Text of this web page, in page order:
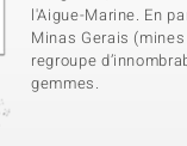
l'Aigue-Marine. En
Minas Gerais
regroupe
gemmes.